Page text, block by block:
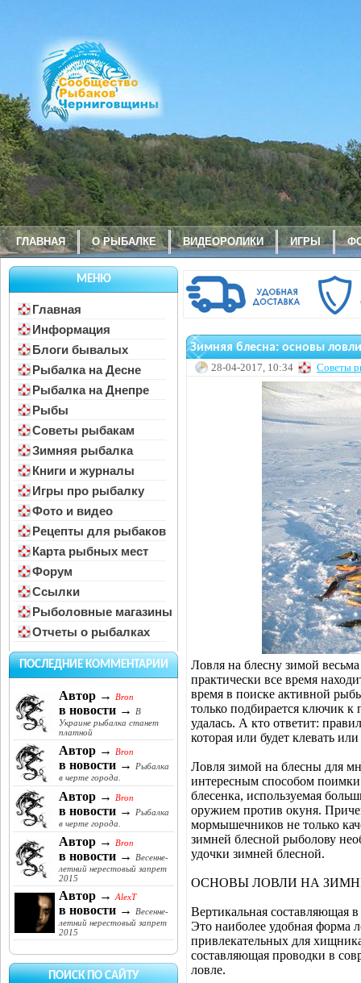
ГЛАВНАЯ О РЫБАЛКЕ ВИДЕОРОЛИКИ ИГРЫ
МЕНЮ
Главная
Информация
Блоги бывалых
Рыбалка на Десне
Рыбалка на Днепре
Рыбы
Советы рыбакам
Зимняя рыбалка
Книги и журналы
Игры про рыбалку
Фото и видео
Рецепты для рыбаков
Карта рыбных мест
Форум
Ссылки
Рыболовные магазины
Отчеты о рыбалках
ПОСЛЕДНИЕ КОММЕНТАРИИ
Автор → Bron
в новости →
В
Украине рыбалка станет
платной
Автор → Bron
в новости →
Рыбалка
в черте города.
Автор → Bron
в новости →
Рыбалка
в черте города.
Автор → Bron
в новости →
Весенне-
летний нерестовый запрет
2015
Автор → AlexT
в новости →
Весенне-
летний нерестовый запрет
2015
ПОИСК ПО САЙТУ
Зимняя блесна: основы
28-04-2017, 10:34 Советы
Ловля на блесну зимой
практически все время
время в поиске активной
только подбирается ключик
удалась. А кто ответит:
которая или будет клевать
Ловля зимой на блесны для
интересным способом
блесенка, используемая
оружием против окуня.
мормышечников не только
зимней блесной рыболову
удочки зимней блесной.
ОСНОВЫ ЛОВЛИ НА
Вертикальная составляющая
Это наиболее удобная форма
привлекательных для
составляющая проводки в
ловле.